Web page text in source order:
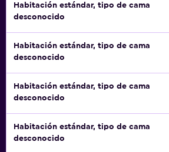
Habitación estándar, tipo de cama
desconocido
Habitación estándar, tipo de cama
desconocido
Habitación estándar, tipo de cama
desconocido
Habitación estándar, tipo de cama
desconocido